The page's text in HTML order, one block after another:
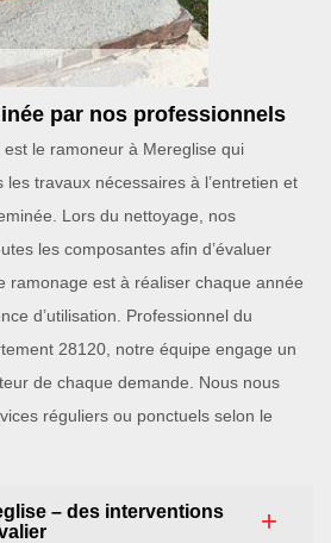
par nos professionnels
le ramoneur à Mereglise qui
les travaux nécessaires à l’entretien et
Lors du nettoyage, nos
les composantes afin d’évaluer
ramonage est à réaliser chaque année
d’utilisation. Professionnel du
28120, notre équipe engage un
de chaque demande. Nous nous
réguliers ou ponctuels selon le
– des interventions